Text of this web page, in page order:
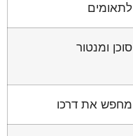
לתאומים
סוכן ומנטור
מחפש את דרכו